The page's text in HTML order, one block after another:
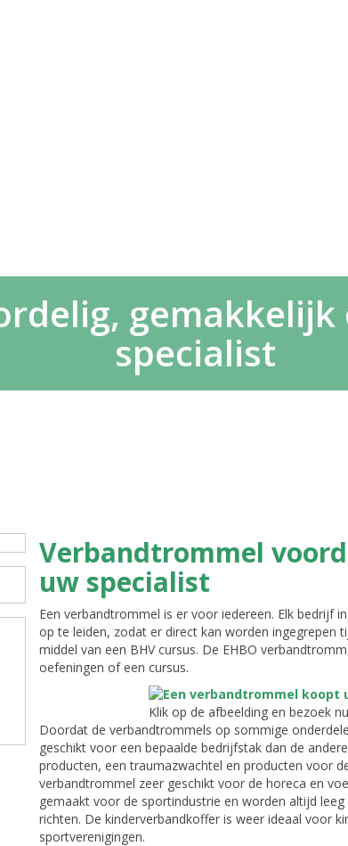
specialist
Verbandtrommel
uw specialist
Een verbandtrommel is er voor iedereen. Elk bedrijf
op te leiden, zodat er direct kan worden ingegrepen
middel van een BHV cursus. De EHBO
oefeningen of een cursus.
Klik op de afbeelding en bezoek
Doordat de verbandtrommels op sommige
geschikt voor een bepaalde bedrijfstak dan de
producten, een traumazwachtel en producten voor
verbandtrommel zeer geschikt voor de horeca en
gemaakt voor de sportindustrie en worden altijd
richten. De kinderverbandkoffer is weer ideaal voor
sportverenigingen.